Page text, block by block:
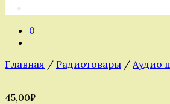
0
Главная / Радиотовары / Аудио
45,00₽